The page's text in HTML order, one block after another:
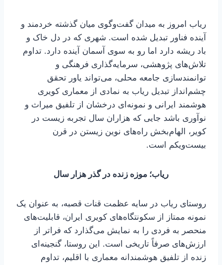
ریاب امروز به میدان گفت‌وگوی میان گذشته خردمند و
آینده فناور تبدیل شده است. شهری که در دل خاک و
باد ریشه دارد اما رو به سوی آسمان آینده دارد. تداوم
تلاش‌های پژوهشی، سرمایه‌گذاری فرهنگی و
توانمندسازی جامعه محلی، می‌تواند یاور تحقق
چشم‌انداز تبدیل ریاب به نمادی از معماری کویری
هوشمند ایرانی و نمونه‌ای درخشان از تلفیق میراث و
نوآوری باشد جایی که هزاران سال تجربه زیست در
کویر، الهام‌بخش راه‌های نوین زیستن در قرن
بیست‌ویکم است.
ریاب؛ موزه زنده در گذر هزار سال
روستای ریاب در سایه عظمت قنات قصبه، به عنوان یک
نمونه ممتاز از سکونتگاه‌های کویری ایران، قابلیت‌های
منحصر به‌ فردی را به نمایش می‌گذارد که فراتر از
ارزش‌های صرفاً تاریخی است. این روستا، گنجینه‌ای
زنده از تلفیق هوشمندانه معماری با اقلیم، تداوم